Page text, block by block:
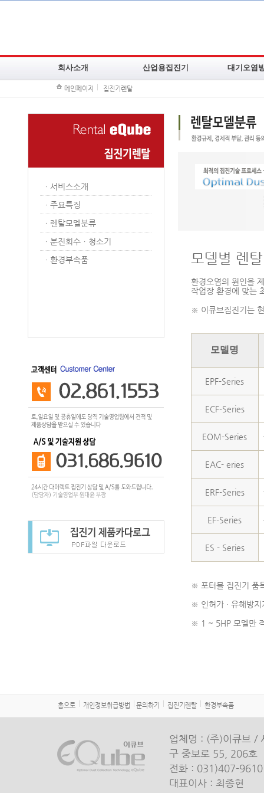
회사소개
주요연혁
주요납품고객사
찾아오시는길
산업용집진기
카트리지필터집진기
이동식집진기
오일미스트집진기
냄새제거집진기
대기오염
Scrubber
AC Tower
진공증발농
주요공사실적
메인페이지 집진기렌탈
ㆍ 서비스소개
ㆍ 주요특징
ㆍ 렌탈모델분류
ㆍ 분진회수ㆍ청소기
ㆍ 환경부속품 모델별 렌
환경오염의 원인을
작업장 환경에 맞는
※ 이큐브집진기는
모델명
EPF-Series
ECF-Series
EOM-Series
EAC- eries
ERF-Series
EF-Series
ES - Series
※ 포터블 집진기 품
※ 인허가 · 유해방
※ 1 ~ 5HP 모델만
홈으로 개인정보취급방법 문의하기 집진기렌탈 환경부속품
업체명 : (주)이큐브 /
구 중보로 55, 206호
전화 : 031)407-
대표이사 : 최종현